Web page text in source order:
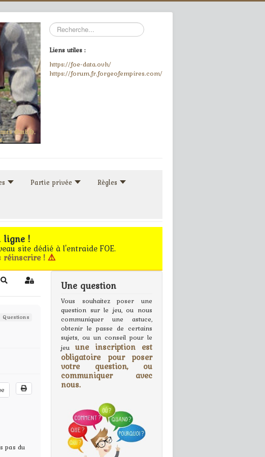
Rechercher
Liens utiles :
https://foe-data.ovh/
https://forum.fr.forgeofempires.com/
Partie privée Règles
!
site dédié à l'entraide FOE.
réinscrire !⚠️
Search Sign In
Questions
pas du
Une question
Vous souhaitez poser une
question sur le jeu, ou nous
communiquer une astuce,
obtenir le passe de certains
sujets, ou un conseil pour le
jeu une inscription est
obligatoire pour poser
votre question, ou
communiquer avec
nous.